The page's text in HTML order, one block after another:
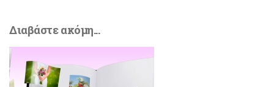
Διαβάστε ακόμη...